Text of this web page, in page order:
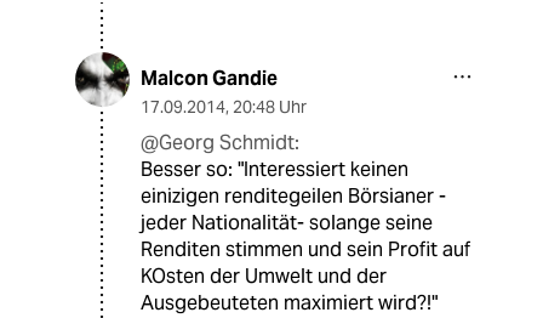
Malcon Gandie
17.09.2014, 20:48 Uhr
@Georg Schmidt:
Besser so: "Interessiert keinen
einizigen renditegeilen Börsianer -
jeder Nationalität- solange seine
Renditen stimmen und sein Profit auf
KOsten der Umwelt und der
Ausgebeuteten maximiert wird?!"